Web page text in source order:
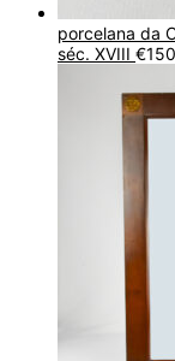
porcelana da
séc. XVIII €